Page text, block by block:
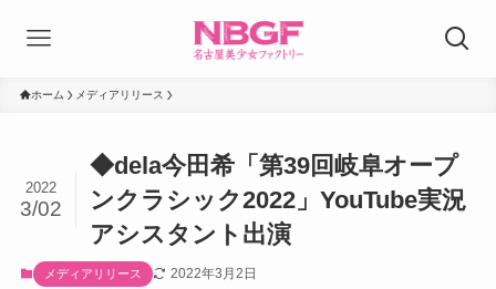
ホーム メディアリリース
◆dela今田希「第39回岐阜オープ
ンクラシック2022」YouTube実況
アシスタント出演
2022
3/02
メディアリリース 2022年3月2日